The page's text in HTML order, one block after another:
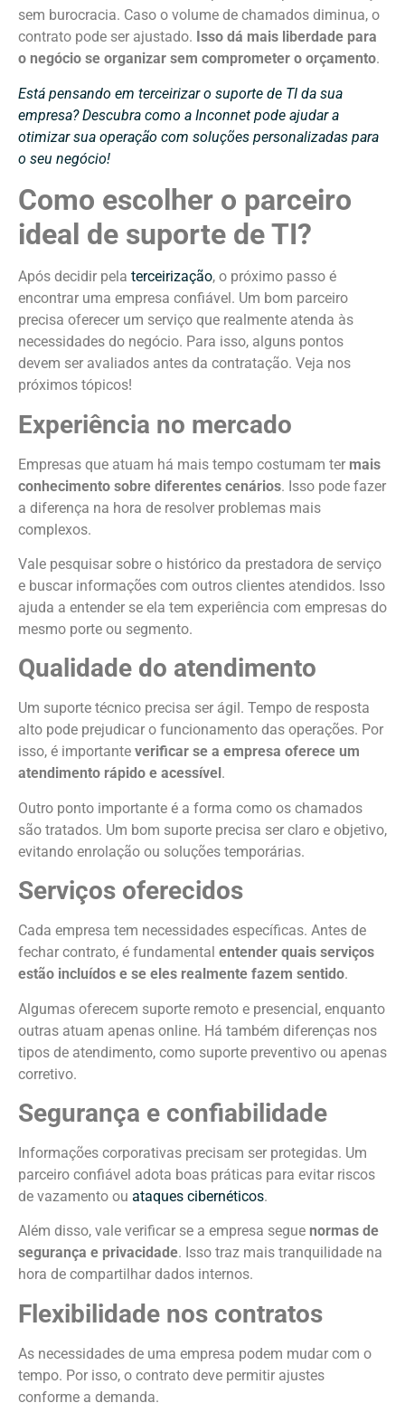
sem burocracia. Caso o volume de chamados diminua, o
contrato pode ser ajustado. Isso dá mais liberdade para
o negócio se organizar sem comprometer o orçamento.
Está pensando em terceirizar o suporte de TI da sua
empresa? Descubra como a Inconnet pode ajudar a
otimizar sua operação com soluções personalizadas para
o seu negócio!
Como escolher o parceiro
ideal de suporte de TI?
Após decidir pela terceirização, o próximo passo é
encontrar uma empresa confiável. Um bom parceiro
precisa oferecer um serviço que realmente atenda às
necessidades do negócio. Para isso, alguns pontos
devem ser avaliados antes da contratação. Veja nos
próximos tópicos!
Experiência no mercado
Empresas que atuam há mais tempo costumam ter mais
conhecimento sobre diferentes cenários. Isso pode fazer
a diferença na hora de resolver problemas mais
complexos.
Vale pesquisar sobre o histórico da prestadora de serviço
e buscar informações com outros clientes atendidos. Isso
ajuda a entender se ela tem experiência com empresas do
mesmo porte ou segmento.
Qualidade do atendimento
Um suporte técnico precisa ser ágil. Tempo de resposta
alto pode prejudicar o funcionamento das operações. Por
isso, é importante verificar se a empresa oferece um
atendimento rápido e acessível .
Outro ponto importante é a forma como os chamados
são tratados. Um bom suporte precisa ser claro e objetivo,
evitando enrolação ou soluções temporárias.
Serviços oferecidos
Cada empresa tem necessidades específicas. Antes de
fechar contrato, é fundamental entender quais serviços
estão incluídos e se eles realmente fazem sentido.
Algumas oferecem suporte remoto e presencial, enquanto
outras atuam apenas online. Há também diferenças nos
tipos de atendimento, como suporte preventivo ou apenas
corretivo.
Segurança e confiabilidade
Informações corporativas precisam ser protegidas. Um
parceiro confiável adota boas práticas para evitar riscos
de vazamento ou ataques cibernéticos.
Além disso, vale verificar se a empresa segue normas de
segurança e privacidade. Isso traz mais tranquilidade na
hora de compartilhar dados internos.
Flexibilidade nos contratos
As necessidades de uma empresa podem mudar com o
tempo. Por isso, o contrato deve permitir ajustes
conforme a demanda.